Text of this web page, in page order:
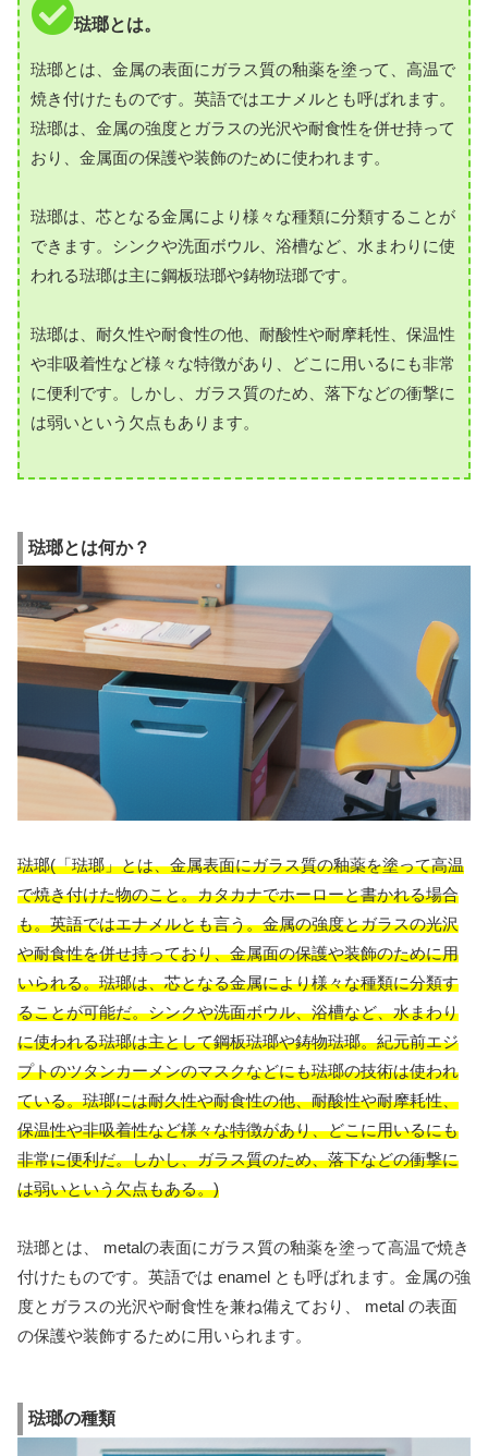
琺瑯とは。
琺瑯とは、金属の表面にガラス質の釉薬を塗って、高温で
焼き付けたものです。英語ではエナメルとも呼ばれます。
琺瑯は、金属の強度とガラスの光沢や耐食性を併せ持って
おり、金属面の保護や装飾のために使われます。
琺瑯は、芯となる金属により様々な種類に分類することが
できます。シンクや洗面ボウル、浴槽など、水まわりに使
われる琺瑯は主に鋼板琺瑯や鋳物琺瑯です。
琺瑯は、耐久性や耐食性の他、耐酸性や耐摩耗性、保温性
や非吸着性など様々な特徴があり、どこに用いるにも非常
に便利です。しかし、ガラス質のため、落下などの衝撃に
は弱いという欠点もあります。
琺瑯とは何か？
琺瑯(「琺瑯」とは、金属表面にガラス質の釉薬を塗って高温
で焼き付けた物のこと。カタカナでホーローと書かれる場合
も。英語ではエナメルとも言う。金属の強度とガラスの光沢
や耐食性を併せ持っており、金属面の保護や装飾のために用
いられる。琺瑯は、芯となる金属により様々な種類に分類す
ることが可能だ。シンクや洗面ボウル、浴槽など、水まわり
に使われる琺瑯は主として鋼板琺瑯や鋳物琺瑯。紀元前エジ
プトのツタンカーメンのマスクなどにも琺瑯の技術は使われ
ている。琺瑯には耐久性や耐食性の他、耐酸性や耐摩耗性、
保温性や非吸着性など様々な特徴があり、どこに用いるにも
非常に便利だ。しかし、ガラス質のため、落下などの衝撃に
は弱いという欠点もある。)
琺瑯とは、 metalの表面にガラス質の釉薬を塗って高温で焼き
付けたものです。英語では enamel とも呼ばれます。金属の強
度とガラスの光沢や耐食性を兼ね備えており、 metal の表面
の保護や装飾するために用いられます。
琺瑯の種類